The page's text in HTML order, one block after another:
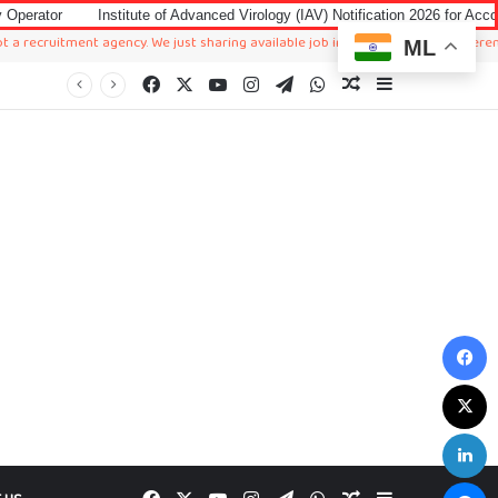
of Advanced Virology (IAV) Notification 2026 for Accountant & Office
agency. We just sharing available job in worldwide from different
Facebook YouTubeInstagramTelegramWhatsAppRandom Article
ML